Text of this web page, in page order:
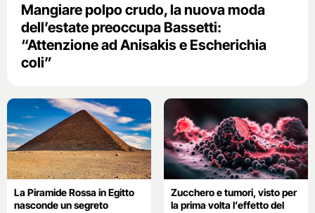
Mangiare polpo crudo, la nuova moda
dell’estate preoccupa Bassetti:
“Attenzione ad Anisakis e Escherichia
coli”
La Piramide Rossa in Egitto
nasconde un segreto
Zucchero e tumori, visto per
la prima volta l’effetto del